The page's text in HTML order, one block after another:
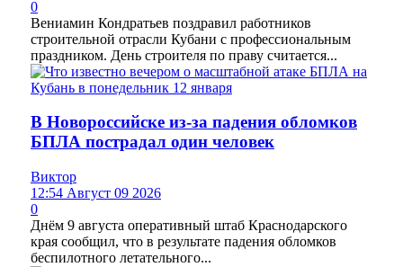
0
Вениамин Кондратьев поздравил работников
строительной отрасли Кубани с профессиональным
праздником. День строителя по праву считается...
В Новороссийске из-за падения обломков
БПЛА пострадал один человек
Виктор
12:54 Август 09 2026
0
Днём 9 августа оперативный штаб Краснодарского
края сообщил, что в результате падения обломков
беспилотного летательного...